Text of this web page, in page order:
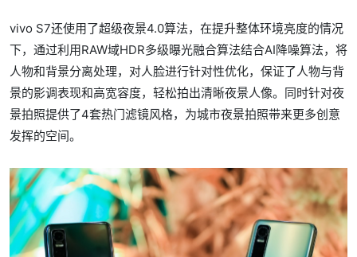
vivo S7还使用了超级夜景4.0算法，在提升整体环境亮度的情况
下，通过利用RAW域HDR多级曝光融合算法结合AI降噪算法，将
人物和背景分离处理，对人脸进行针对性优化，保证了人物与背
景的影调表现和高宽容度，轻松拍出清晰夜景人像。同时针对夜
景拍照提供了4套热门滤镜风格，为城市夜景拍照带来更多创意
发挥的空间。